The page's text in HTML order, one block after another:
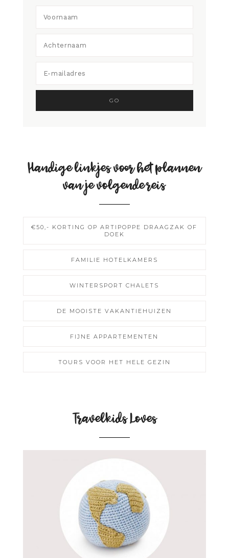
Handige linkjes voor het plannen
van je volgende reis
€50,- KORTING OP ARTIPOPPE DRAAGZAK OF
DOEK
FAMILIE HOTELKAMERS
WINTERSPORT CHALETS
DE MOOISTE VAKANTIEHUIZEN
FIJNE APPARTEMENTEN
TOURS VOOR HET HELE GEZIN
Travelkids Loves